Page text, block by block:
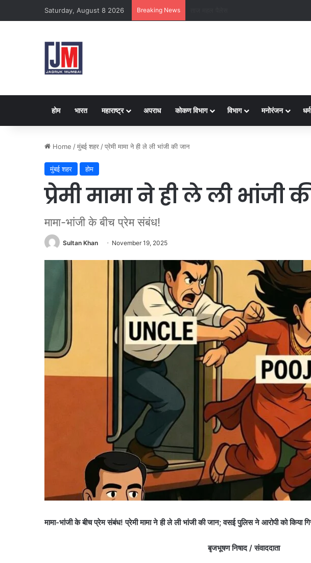
Saturday, August 8 2026 Breaking News
होम भारत महाराष्ट्र अपराध कोकण विभाग विभाग मनोरंजन धर्म
Home /मुंबई शहर /प्रेमी मामा ने ही ले ली भांजी की जान
मुंबई शहर होम
प्रेमी मामा ने ही ले ली भांजी
मामा-भांजी के बीच प्रेम संबंध!
Sultan Khan November 19, 2025
मामा-भांजी के बीच प्रेम संबंध! प्रेमी मामा ने ही ले ली भांजी की जान; वसई पुलिस ने आरोपी को किया
बृजभूषण निषाद / संवाददाता